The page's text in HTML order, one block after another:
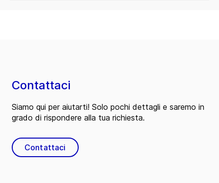
Contattaci
Siamo qui per aiutarti! Solo pochi dettagli e saremo in
grado di rispondere alla tua richiesta.
Contattaci